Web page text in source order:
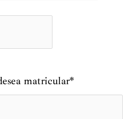
matricular*